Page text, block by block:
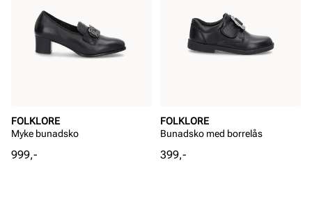
FOLKLORE
Myke bunadsko
Pris
999,-
FOLKLORE
Bunadsko med borrelås
Pris
399,-